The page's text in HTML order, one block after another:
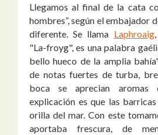
Llegamos al final de la cata
hombres”, según el embajador
diferente. Se llama Laphroaig
"La-froyg", es una palabra
bello hueco de la amplia
de notas fuertes de turba,
boca se aprecian aromas
explicación es que las
orilla del mar. Con este
aportaba frescura, de